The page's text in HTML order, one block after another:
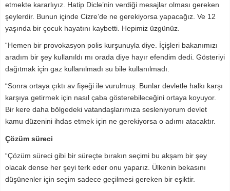
etmekte kararlıyız. Hatip Dicle’nin verdiği mesajlar olması gereken
şeylerdir. Bunun içinde Cizre’de ne gerekiyorsa yapacağız. Ve 12
yaşında bir çocuk hayatını kaybetti. Hepimiz üzgünüz.
“Hemen bir provokasyon polis kurşunuyla diye. İçişleri bakanımızı
aradım bir şey kullanıldı mı orada diye hayır efendim dedi. Gösteriyi
dağıtmak için gaz kullanılmadı su bile kullanılmadı.
“Sonra ortaya çıktı av fişeği ile vurulmuş. Bunlar devletle halkı karşı
karşıya getirmek için nasıl çaba gösterebileceğini ortaya koyuyor.
Bir kere daha bölgedeki vatandaşlarımıza sesleniyorum devlet
kamu düzenini ihdas etmek için ne gerekiyorsa o adımı atacaktır.
Çözüm süreci
“Çözüm süreci gibi bir süreçte bırakın seçimi bu akşam bir şey
olacak dense her şeyi terk eder onu yaparız. Ülkenin bekasını
düşünenler için seçim sadece geçilmesi gereken bir eşiktir.